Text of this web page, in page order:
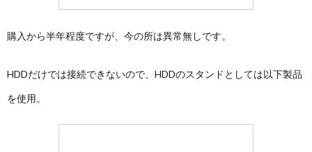
購入から半年程度ですが、今の所は異常無しです。
HDDだけでは接続できないので、HDDのスタンドとしては以下製品
を使用。